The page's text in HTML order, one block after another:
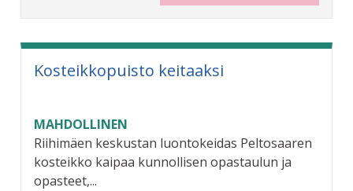
Kosteikkopuisto keitaaksi
MAHDOLLINEN
Riihimäen keskustan luontokeidas Peltosaaren
kosteikko kaipaa kunnollisen opastaulun ja
opasteet,...